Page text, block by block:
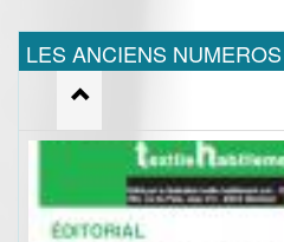
LES ANCIENS NUMEROS